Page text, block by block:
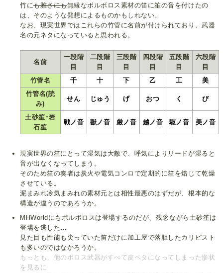
竹にも雅さにも無縁なボルボロス素材の笛に笙の音を付けたの
は、そのような発想によるものかもしれない。
なお、現実世界ではこれらの竹管に名前が付けられており、武器
名の元ネタになっていると思われる。
名前
一段階
目
二段階
目
三段階
目
四段階
目
五段階
目
六段階
目
竹管名
千 十 下 乙 工
美
竹管名(読
み)
せん じゅう げ おつ く び
土砂笙･岩
石笙
戦ノ音 獣ノ音 厳ノ音 越ノ音 駆ノ音 美ノ音
現実世界の笙にとって湿気は大敵で、呼気によりリードが湿ると
音が出なくなってしまう。
そのため笙の奏者は炭火や電気コンロで定期的に笙を焙じて乾燥
させている。
泥まみれ冷気まみれの素材元とは相性最悪のはずだが、根本的な
構造が違うのであろうか。
MHWorldにもボルボロスは登場するのだが、残念ながら土砂笙は
登場を逃した…
見た目も性能も尖っていた笛だけに加工屋で落胆したカリピスト
も多いのではなかろうか。
もっとも、他のボロス武器がすべて皮ペタになってしまった惨状
を見るに